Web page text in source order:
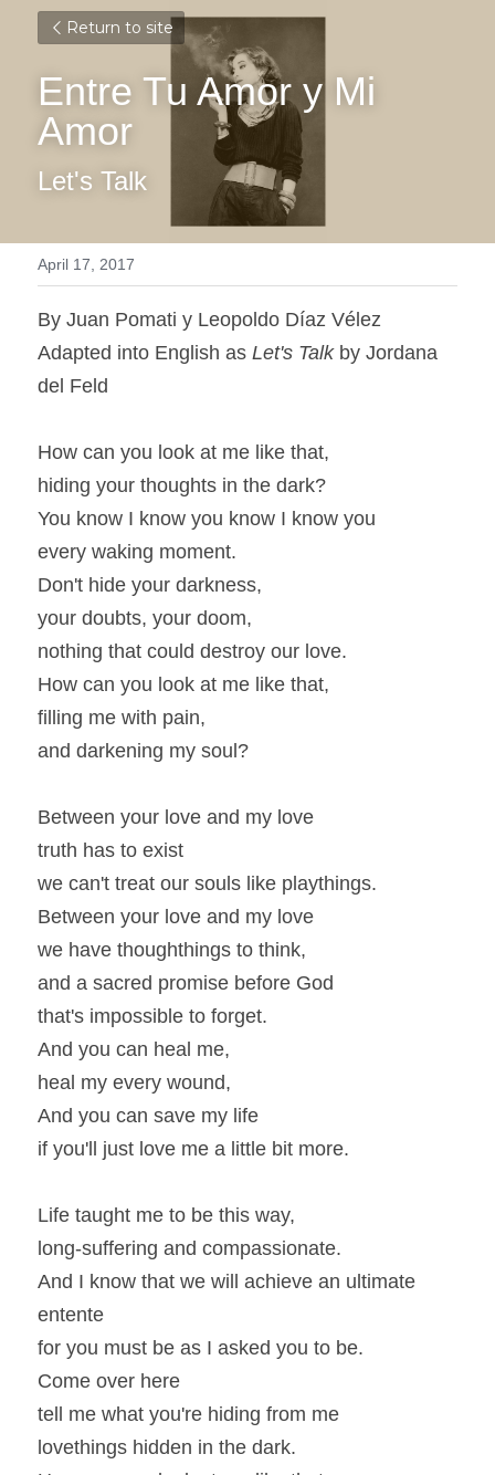
Return to site
Entre Tu Amor y Mi
Amor
Let's Talk
April 17, 2017
By Juan Pomati y Leopoldo Díaz Vélez
Adapted into English as Let's Talk by Jordana
del Feld
How can you look at me like that,
hiding your thoughts in the dark?
You know I know you know I know you
every waking moment.
Don't hide your darkness,
your doubts, your doom,
nothing that could destroy our love.
How can you look at me like that,
filling me with pain,
and darkening my soul?
Between your love and my love
truth has to exist
we can't treat our souls like playthings.
Between your love and my love
we have thoughthings to think,
and a sacred promise before God
that's impossible to forget.
And you can heal me,
heal my every wound,
And you can save my life
if you'll just love me a little bit more.
Life taught me to be this way,
long-suffering and compassionate.
And I know that we will achieve an ultimate
entente
for you must be as I asked you to be.
Come over here
tell me what you're hiding from me
lovethings hidden in the dark.